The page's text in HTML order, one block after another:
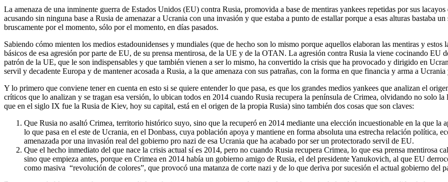
La amenaza de una inminente guerra de Estados Unidos (EU) contra Rusia, promovida a base de mentiras yankees repetidas por sus
acusando sin ninguna base a Rusia de amenazar a Ucrania con una invasión y que estaba a punto de estallar porque a esas alturas bastaba
bruscamente por el momento, sólo por el momento, en días pasados.
Sabiendo cómo mienten los medios estadounidenses y mundiales (que de hecho son lo mismo porque aquellos elaboran las mentiras y
básicos de esa agresión por parte de EU, de su prensa mentirosa, de la UE y de la OTAN. La agresión contra Rusia la viene cocinando EU
patrón de la UE, que le son indispensables y que también vienen a ser lo mismo, ha convertido la crisis que ha provocado y dirigido en
servil y decadente Europa y de mantener acosada a Rusia, a la que amenaza con sus patrañas, con la forma en que financia y arma a
Y lo primero que conviene tener en cuenta en esto si se quiere entender lo que pasa, es que los grandes medios yankees que analizan el
críticos que lo analizan y se tragan esa versión, lo ubican todos en 2014 cuando Rusia recupera la península de Crimea, olvidando no solo
que en el siglo IX fue la Rusia de Kiev, hoy su capital, está en el origen de la propia Rusia) sino también dos cosas que son claves:
Que Rusia no asaltó Crimea, territorio histórico suyo, sino que la recuperó en 2014 mediante una elección incuestionable en la que la
lo que pasa en el este de Ucrania, en el Donbass, cuya población apoya y mantiene en forma absoluta una estrecha relación política,
amenazada por una invasión real del gobierno pro nazi de esa Ucrania que ha acabado por ser un protectorado servil de EU.
Que el hecho inmediato del que nace la crisis actual sí es 2014, pero no cuando Rusia recupera Crimea, lo que esa prensa mentirosa
sino que empieza antes, porque en Crimea en 2014 había un gobierno amigo de Rusia, el del presidente Yanukovich, al que EU
como masiva “revolución de colores”, que provocó una matanza de corte nazi y de lo que deriva por sucesión el actual gobierno del